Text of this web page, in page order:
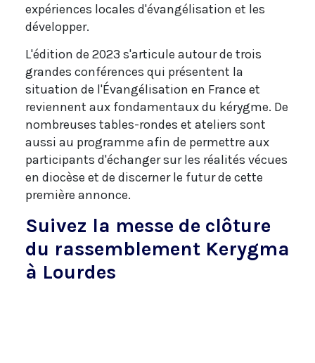
expériences locales d'évangélisation et les
développer.
L'édition de 2023 s'articule autour de trois
grandes conférences qui présentent la
situation de l'Évangélisation en France et
reviennent aux fondamentaux du kérygme. De
nombreuses tables-rondes et ateliers sont
aussi au programme afin de permettre aux
participants d'échanger sur les réalités vécues
en diocèse et de discerner le futur de cette
première annonce.
Suivez la messe de clôture
du rassemblement Kerygma
à Lourdes